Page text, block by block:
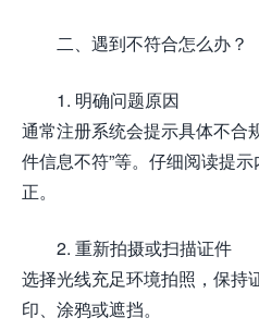
二、遇到不符合怎么办？
1. 明确问题原因
通常注册系统会提示具体不合
件信息不符”等。仔细阅读提
正。
2. 重新拍摄或扫描证件
选择光线充足环境拍照，保持
印、涂鸦或遮挡。